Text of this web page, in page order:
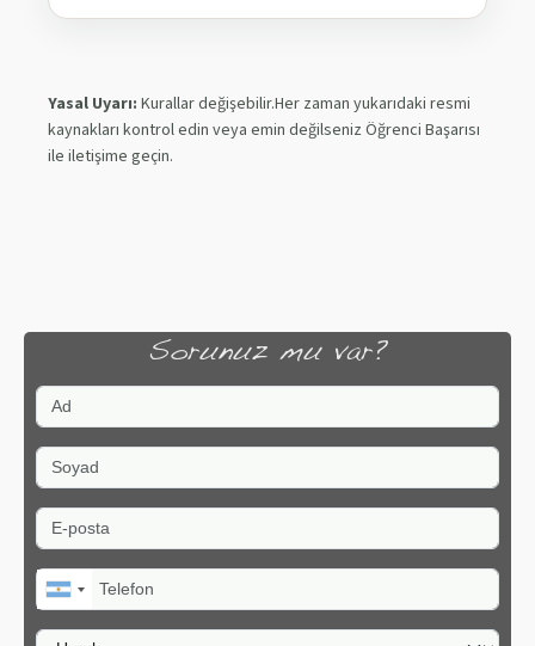
Yasal Uyarı: Kurallar değişebilir.Her zaman yukarıdaki resmi
kaynakları kontrol edin veya emin değilseniz Öğrenci Başarısı
ile iletişime geçin.
Sorunuz mu var?
Ad
Soyad
E-posta
Telefon
Uyruk